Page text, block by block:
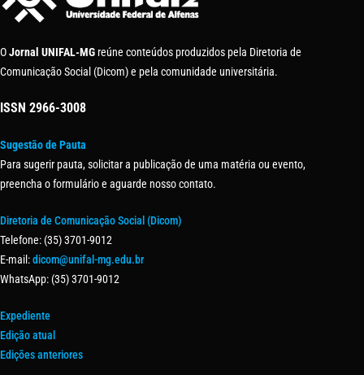
OJornal UNIFAL-MG reúne conteúdos produzidos pela Diretoria de
Comunicação Social (Dicom) e pela comunidade universitária.
ISSN 2966-3008
Sugestão de Pauta
Para sugerir pauta, solicitar a publicação de uma matéria ou evento,
preencha o formulário e aguarde nosso contato.
Diretoria de Comunicação Social (Dicom)
Telefone: (35) 3701-9012
E-mail:dicom@unifal-mg.edu.br
WhatsApp: (35) 3701-9012
Expediente
Edição atual
Edições anteriores